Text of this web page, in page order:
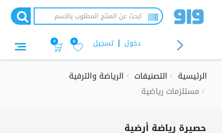
تسجيل دخول 0
0
الرئيسية التصنيفات
الرياضة والترفية
مستلزمات رياضية
حصيرة رياضة أرضية